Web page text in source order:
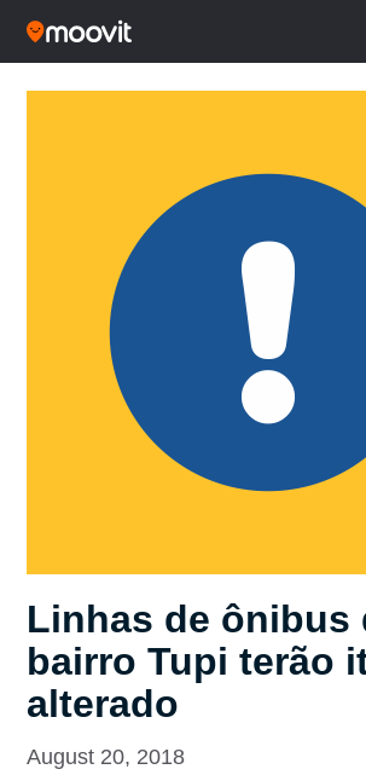
Linhas de ônibus
bairro Tupi terão
alterado
August 20, 2018